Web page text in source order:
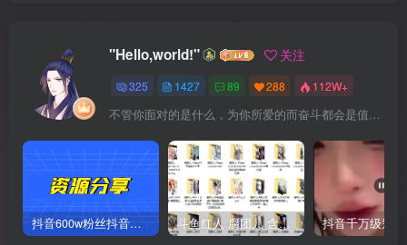
"Hello,world!" 关注
325 1427 89 288 112W+
不管你面对的是什么，为你所爱的而奋斗都会是值得的
抖音600w粉丝抖音网红痞幼一手资料 877P 500M 含私拍 斗鱼红人 腐团儿 含付费 大尺写真 32套